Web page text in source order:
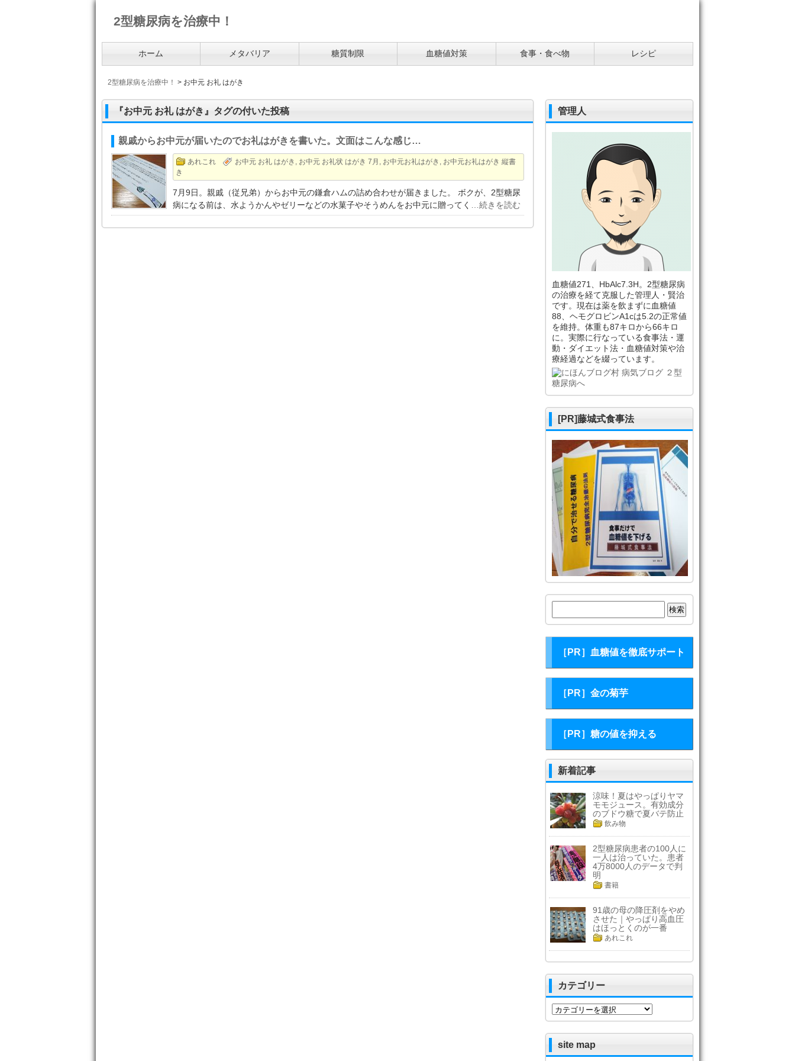
2型糖尿病を治療中！
ホーム メタバリア 糖質制限 血糖値対策 食事・食べ物 レシピ
2型糖尿病を治療中！ > お中元 お礼 はがき
『お中元 お礼 はがき』タグの付いた投稿
親戚からお中元が届いたのでお礼はがきを書いた。文面はこんな感じ…
あれこれ お中元 お礼 はがき , お中元 お礼状 はがき 7月 , お中元お礼はがき , お中元お礼はがき 縦書
き
7月9日。親戚（従兄弟）からお中元の鎌倉ハムの詰め合わせが届きました。 ボクが、2型糖尿
病になる前は、水ようかんやゼリーなどの水菓子やそうめんをお中元に贈ってく
…続きを読む
管理人
血糖値271、HbAlc7.3H。2型糖尿病
の治療を経て克服した管理人・賢治
です。現在は薬を飲まずに血糖値
88、ヘモグロビンA1cは5.2の正常値
を維持。体重も87キロから66キロ
に。実際に行なっている食事法・運
動・ダイエット法・血糖値対策や治
療経過などを綴っています。
[PR]藤城式食事法
索:
［PR］血糖値を徹底サポート
［PR］金の菊芋
［PR］糖の値を抑える
新着記事
涼味！夏はやっぱりヤマ
モモジュース。有効成分
のブドウ糖で夏バテ防止
飲み物
2型糖尿病患者の100人に
一人は治っていた。患者
4万8000人のデータで判
明
書籍
91歳の母の降圧剤をやめ
させた｜やっぱり高血圧
はほっとくのが一番
あれこれ
カテゴリー
カ
リ
ー
site map